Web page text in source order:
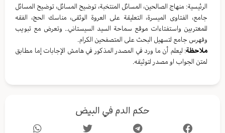
الرئيسية: منهاج الصالحين، المسائل المنتخبة، توضيح المسائل، توضيح المسائل
جامع، الفتاوى الميسرة، التعليقة على العروة الوثقى، مناسك الحج، الفقه
للمغتربين واستفتاءات موقع سماحة السيد السيستاني.. وتعرض مع تبويب
وفهرس جامع لتسهيل البحث على المتصفحين الكرام.
ملاحظة: ليعلم أن ما ورد في المصدر المذكور في هامش الإجابات إما مطابق
لمتن الجواب او مصدر لتوثيقه.
حكم الدم في البيض